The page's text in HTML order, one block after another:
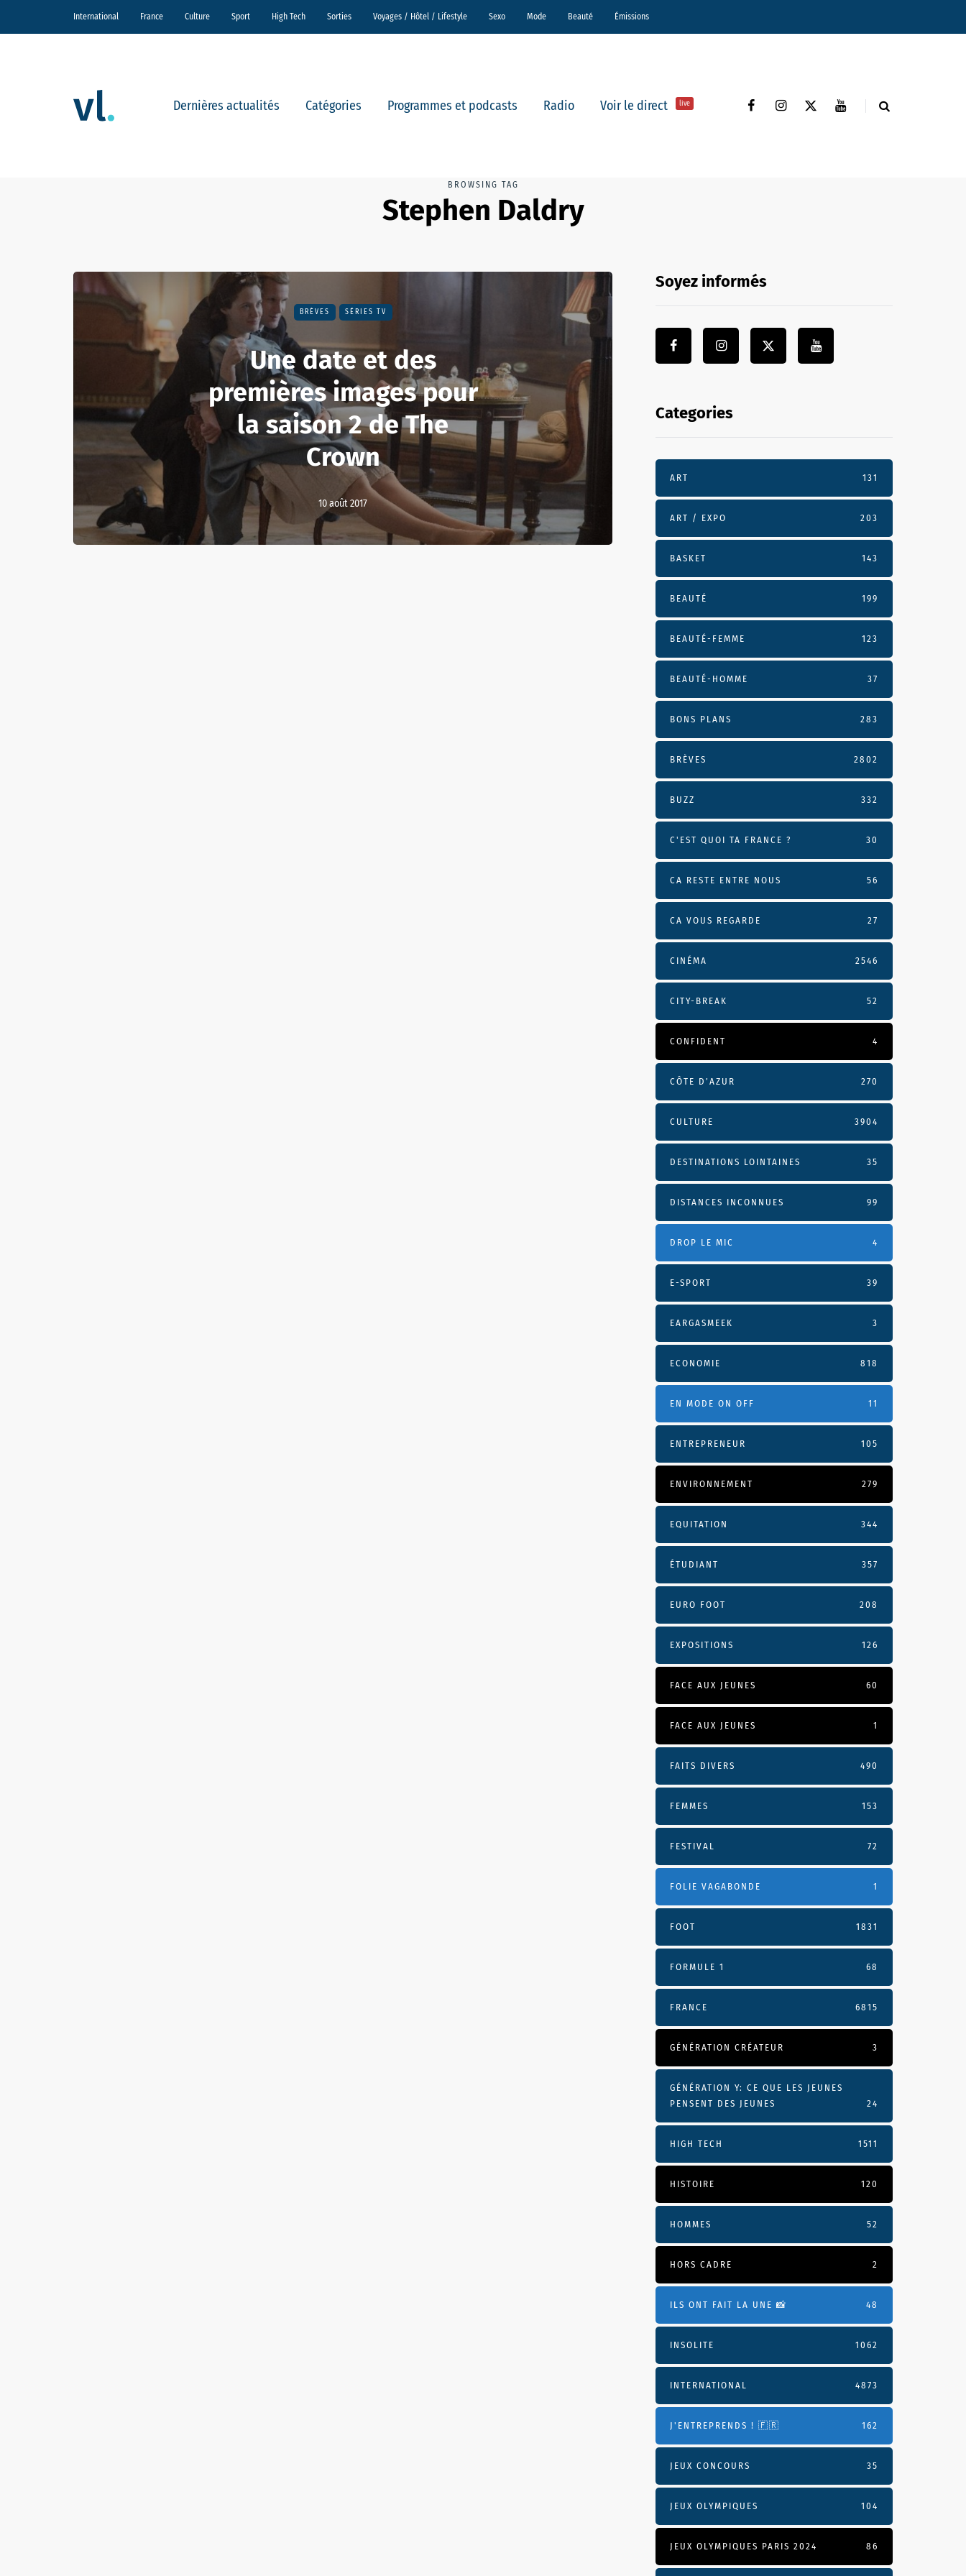
International France Culture Sport High Tech Sorties Voyages / Hôtel / Lifestyle Sexo Mode Beauté Émissions
Dernières actualités Catégories Programmes et podcasts Radio Voir le direct live
BROWSING TAG
Stephen Daldry
BRÈVES SÉRIES TV
Une date et des
premières images pour
la saison 2 de The
Crown
10 août 2017
Soyez informés
Categories
ART 131
ART / EXPO 203
BASKET 143
BEAUTÉ 199
BEAUTÉ-FEMME 123
BEAUTÉ-HOMME 37
BONS PLANS 283
BRÈVES 2802
BUZZ 332
C'EST QUOI TA FRANCE ? 30
CA RESTE ENTRE NOUS 56
CA VOUS REGARDE 27
CINÉMA 2546
CITY-BREAK 52
CONFIDENT 4
CÔTE D’AZUR 270
CULTURE 3904
DESTINATIONS LOINTAINES 35
DISTANCES INCONNUES 99
DROP LE MIC 4
E-SPORT 39
EARGASMEEK 3
ECONOMIE 818
EN MODE ON OFF 11
ENTREPRENEUR 105
ENVIRONNEMENT 279
EQUITATION 344
ÉTUDIANT 357
EURO FOOT 208
EXPOSITIONS 126
FACE AUX JEUNES 60
FACE AUX JEUNES 1
FAITS DIVERS 490
FEMMES 153
FESTIVAL 72
FOLIE VAGABONDE 1
FOOT 1831
FORMULE 1 68
FRANCE 6815
GÉNÉRATION CRÉATEUR 3
GÉNÉRATION Y: CE QUE LES JEUNES
PENSENT DES JEUNES
24
HIGH TECH 1511
HISTOIRE 120
HOMMES 52
HORS CADRE 2
ILS ONT FAIT LA UNE 📸 48
INSOLITE 1062
INTERNATIONAL 4873
J'ENTREPRENDS ! 🇫🇷 162
JEUX CONCOURS 35
JEUX OLYMPIQUES 104
JEUX OLYMPIQUES PARIS 2024 86